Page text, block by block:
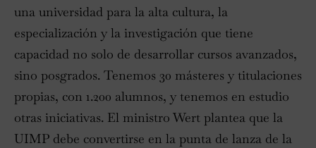
una universidad para la alta cultura, la
especialización y la investigación que tiene
capacidad no solo de desarrollar cursos avanzados,
sino posgrados. Tenemos 30 másteres y titulaciones
propias, con 1.200 alumnos, y tenemos en estudio
otras iniciativas. El ministro Wert plantea que la
UIMP debe convertirse en la punta de lanza de la